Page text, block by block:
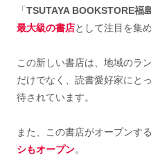
「 TSUTAYA BOOKSTORE福
最大級の書店として注目を集
この新しい書店は、地域のラ
だけでなく、読書愛好家にと
待されています。
また、この書店がオープンする
シもオープン。